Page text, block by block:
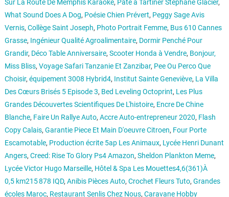
Sur La Route De Memphis Karaoké, Pâte à Tartiner Stéphane Glacier,
What Sound Does A Dog, Poésie Chien Prévert, Peggy Sage Avis
Vernis, Collège Saint Joseph, Photo Portrait Femme, Bus 610 Cannes
Grasse, Ingénieur Qualité Agroalimentaire, Dormir Penché Pour
Grandir, Déco Table Anniversaire, Scooter Honda à Vendre, Bonjour,
Miss Bliss, Voyage Safari Tanzanie Et Zanzibar, Pee Ou Perco Que
Choisir, équipement 3008 Hybrid4, Institut Sainte Geneviève, La Villa
Des Cœurs Brisés 5 Episode 3, Bed Leveling Octoprint, Les Plus
Grandes Découvertes Scientifiques De L'histoire, Encre De Chine
Blanche, Faire Un Rallye Auto, Accre Auto-entrepreneur 2020, Flash
Copy Calais, Garantie Piece Et Main D'oeuvre Citroen, Four Porte
Escamotable, Production écrite 5ap Les Animaux, Lycée Henri Dunant
Angers, Creed: Rise To Glory Ps4 Amazon, Sheldon Plankton Meme,
Lycée Victor Hugo Marseille, Hôtel & Spa Les Mouettes4,6(361)À
0,5 km215 878 IQD, Anibis Pièces Auto, Crochet Fleurs Tuto, Grandes
écoles Maroc, Restaurant Senlis Chez Nous, Caravane Hobby